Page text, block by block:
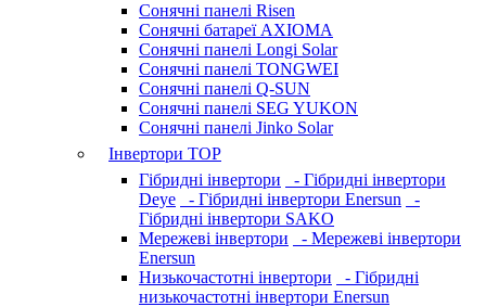
Сонячні панелі Risen
Сонячні батареї AXIOMA
Сонячні панелі Longi Solar
Сонячні панелі TONGWEI
Сонячні панелі Q-SUN
Сонячні панелі SEG YUKON
Сонячні панелі Jinko Solar
Інвертори TOP
Гібридні інвертори
- Гібридні інвертори
Deye
- Гібридні інвертори Enersun
-
Гібридні інвертори SAKO
Мережеві інвертори
- Мережеві інвертори
Enersun
Низькочастотні інвертори
- Гібридні
низькочастотні інвертори Enersun